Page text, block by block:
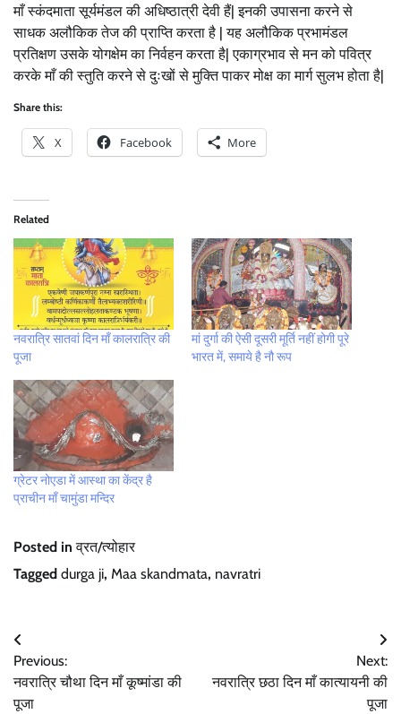
माँ स्कंदमाता सूर्यमंडल की अधिष्ठात्री देवी हैं| इनकी उपासना करने से
साधक अलौकिक तेज की प्राप्ति करता है | यह अलौकिक प्रभामंडल
प्रतिक्षण उसके योगक्षेम का निर्वहन करता है| एकाग्रभाव से मन को पवित्र
करके माँ की स्तुति करने से दुःखों से मुक्ति पाकर मोक्ष का मार्ग सुलभ होता है|
Share this:
X Facebook More
Related
नवरात्रि सातवां दिन माँ कालरात्रि की
पूजा
मां दुर्गा की ऐसी दूसरी मूर्ति नहीं होगी पूरे
भारत में, समाये है नौ रूप
ग्रेटर नोएडा में आस्था का केंद्र है
प्राचीन माँ चामुंडा मन्दिर
Posted inव्रत/त्योहार
Tagged durga ji, Maa skandmata, navratri
Post
navigation
Previous:
नवरात्रि चौथा दिन माँ कूष्मांडा की
पूजा
Next:
नवरात्रि छठा दिन माँ कात्यायनी की
पूजा